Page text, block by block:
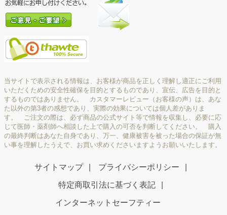
当サイトで表示される情報は、お客様が商品を正しく理解し適正にご利用
いただくための安全性確保を目的とするものであり、宣伝、広告を目的と
するものではありません。 カスタマーレビュー（お客様の声）は、あな
た以外の第3者の感想であり、実際の効果については個人差がありま
す。 ご注文の際は、必ず商品の公式サイト等で情報を収集し、必要に応
じて医師・薬剤師へ相談した上で購入の可否を判断してください。 購入
の最終判断はあなた自身であり、万一、健康被害を被った場合の保証が無
い事を理解したうえで、お買い求めくださいますようお願いいたします。
サイトマップ プライバシーポリシー
特定商取引法に基づく表記
インターネットセーフティー